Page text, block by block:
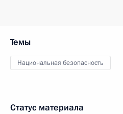
Темы
Национальная безопасность
Статус материала